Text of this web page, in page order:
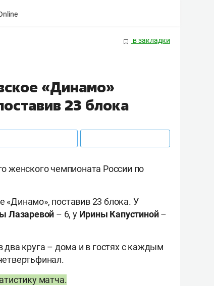
в закладки
«Динамо»
23 блока
женского чемпионата России по
«Динамо», поставив 23 блока. У
Лазаревой – 6, у Ирины Капустиной–
круга – дома и в гостях с каждым
матча.